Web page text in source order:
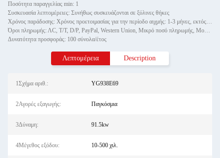
Ποσότητα παραγγελίας min: 1
Συσκευασία λεπτομέρειες: Συνήθως συσκευάζονται σε ξύλινες θήκες
Χρόνος παράδοσης: Χρόνος προετοιμασίας για την περίοδο αιχμής: 1-3 μήνες, εκτός εποχής: ένας μήνας
Όροι πληρωμής: ΛC, T/T, D/P, PayPal, Western Union, Μικρό ποσό πληρωμής, Money Gram
Δυνατότητα προσφοράς: 100 σύνολα/έτος
Λεπτομέρεια Description
1Σχήμα αριθ.: YG938E69
2Αγορές εξαγωγής: Παγκόσμια
3Δύναμη: 91.5kw
4Μέγεθος εξόδου: 10-500 χιλ.